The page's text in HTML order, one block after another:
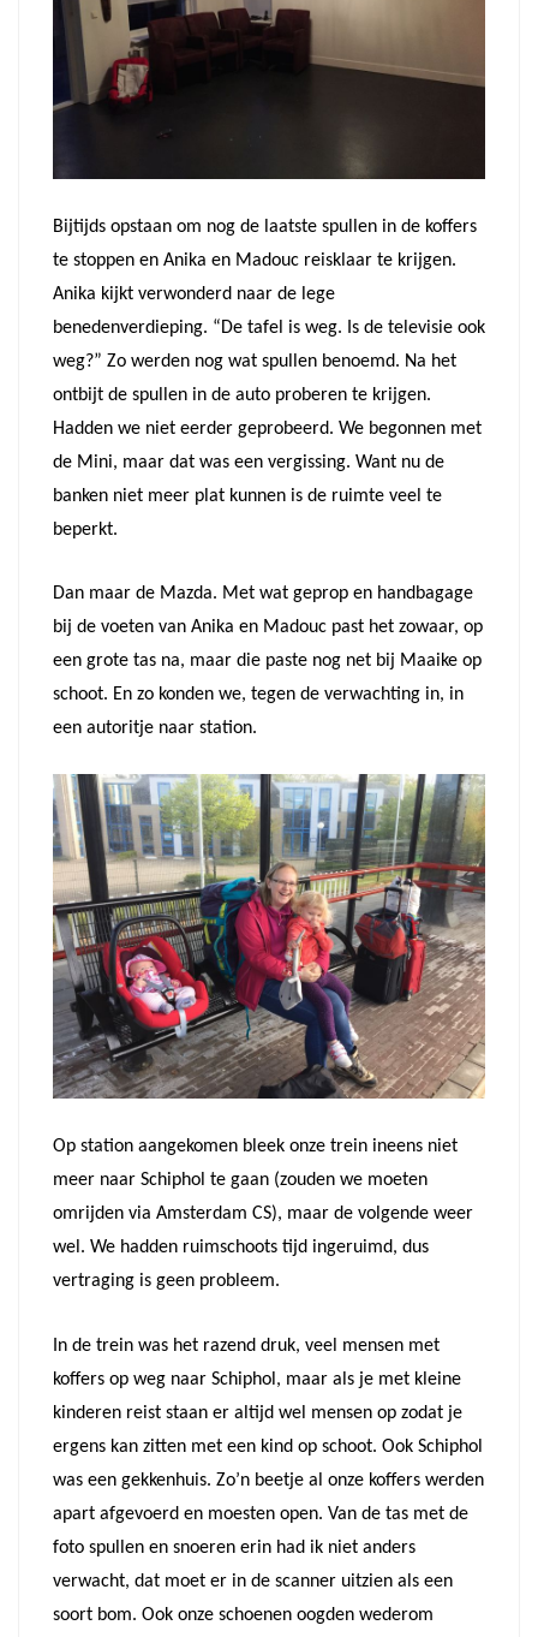
Bijtijds opstaan om nog de laatste spullen in de koffers
te stoppen en Anika en Madouc reisklaar te krijgen.
Anika kijkt verwonderd naar de lege
benedenverdieping. “De tafel is weg. Is de televisie ook
weg?” Zo werden nog wat spullen benoemd. Na het
ontbijt de spullen in de auto proberen te krijgen.
Hadden we niet eerder geprobeerd. We begonnen met
de Mini, maar dat was een vergissing. Want nu de
banken niet meer plat kunnen is de ruimte veel te
beperkt.
Dan maar de Mazda. Met wat geprop en handbagage
bij de voeten van Anika en Madouc past het zowaar, op
een grote tas na, maar die paste nog net bij Maaike op
schoot. En zo konden we, tegen de verwachting in, in
een autoritje naar station.
Op station aangekomen bleek onze trein ineens niet
meer naar Schiphol te gaan (zouden we moeten
omrijden via Amsterdam CS), maar de volgende weer
wel. We hadden ruimschoots tijd ingeruimd, dus
vertraging is geen probleem.
In de trein was het razend druk, veel mensen met
koffers op weg naar Schiphol, maar als je met kleine
kinderen reist staan er altijd wel mensen op zodat je
ergens kan zitten met een kind op schoot. Ook Schiphol
was een gekkenhuis. Zo’n beetje al onze koffers werden
apart afgevoerd en moesten open. Van de tas met de
foto spullen en snoeren erin had ik niet anders
verwacht, dat moet er in de scanner uitzien als een
soort bom. Ook onze schoenen oogden wederom